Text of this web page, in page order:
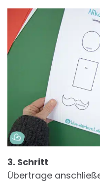
3. Schritt
Übertrage